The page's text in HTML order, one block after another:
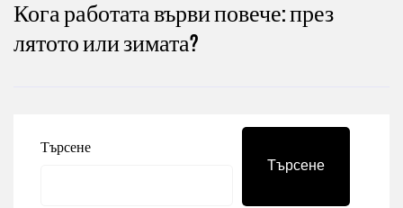
Кога работата върви повече: през
лятото или зимата?
Търсене
Търсене